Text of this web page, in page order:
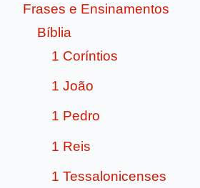
Frases e Ensinamentos
Bíblia
1 Coríntios
1 João
1 Pedro
1 Reis
1 Tessalonicenses